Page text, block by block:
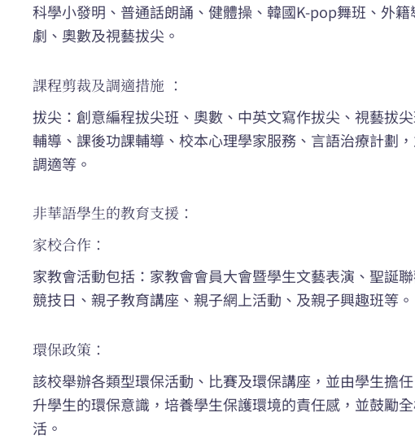
科學小發明、普通話朗誦、健體操、韓國K-pop舞班、外
劇、奧數及視藝拔尖。
課程剪裁及調適措施 ：
拔尖：創意編程拔尖班、奧數、中英文寫作拔尖、視藝拔
輔導、課後功課輔導、校本心理學家服務、言語治療計劃
調適等。
非華語學生的教育支援：
家校合作：
家教會活動包括：家教會會員大會暨學生文藝表演、聖誕
競技日、親子教育講座、親子網上活動、及親子興趣班等。
環保政策：
該校舉辦各類型環保活動、比賽及環保講座，並由學生擔
升學生的環保意識，培養學生保護環境的責任感，並鼓勵
活。